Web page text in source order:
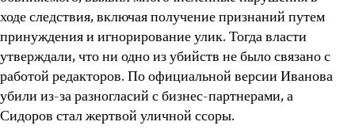
ходе следствия, включая получение признаний путем
принуждения и игнорирование улик. Тогда власти
утверждали, что ни одно из убийств не было связано с
работой редакторов. По официальной версии Иванова
убили из-за разногласий с бизнес-партнерами, а
Сидоров стал жертвой уличной ссоры.